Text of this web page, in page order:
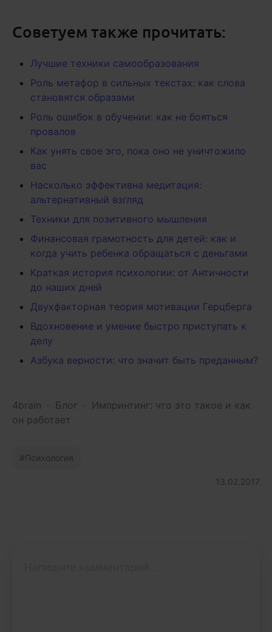
Советуем также прочитать:
Лучшие техники самообразования
Роль метафор в сильных текстах: как слова
становятся образами
Роль ошибок в обучении: как не бояться
провалов
Как унять свое эго, пока оно не уничтожило
вас
Насколько эффективна медитация:
альтернативный взгляд
Техники для позитивного мышления
Финансовая грамотность для детей: как и
когда учить ребенка обращаться с деньгами
Краткая история психологии: от Античности
до наших дней
Двухфакторная теория мотивации Герцберга
Вдохновение и умение быстро приступать к
делу
Азбука верности: что значит быть преданным?
4brain Блог
Импринтинг: что это такое и как
он работает
Психология
13.02.2017